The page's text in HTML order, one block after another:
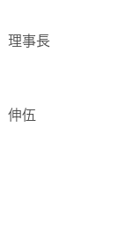
事長